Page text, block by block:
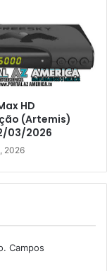
HD
(Artemis)
03/2026
2026
Campos